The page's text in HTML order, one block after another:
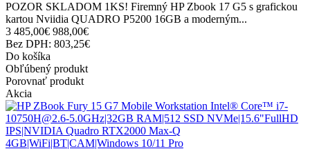
POZOR SKLADOM 1KS! Firemný HP Zbook 17 G5 s grafickou
kartou Nviidia QUADRO P5200 16GB a moderným...
3 485,00€ 988,00€
Bez DPH: 803,25€
Do košíka
Obľúbený produkt
Porovnať produkt
Akcia